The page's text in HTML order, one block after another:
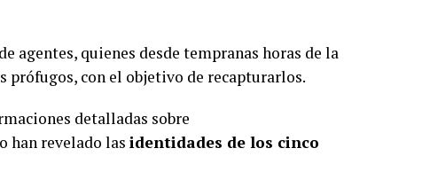
agentes, quienes desde tempranas horas de la
prófugos, con el objetivo de recapturarlos.
detalladas sobre
han revelado las identidades de los cinco